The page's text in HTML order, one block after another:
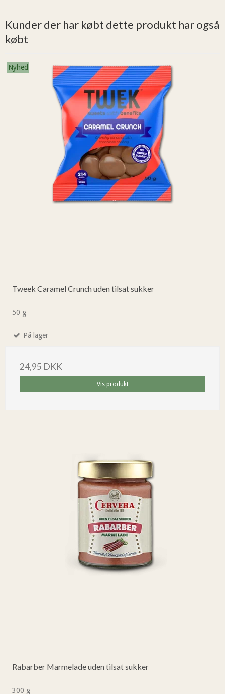
Kunder der har købt dette produkt har også
købt
Nyhed
Tweek Caramel Crunch uden tilsat sukker
50 g
På lager
24,95 DKK
Vis produkt
Rabarber Marmelade uden tilsat sukker
300 g